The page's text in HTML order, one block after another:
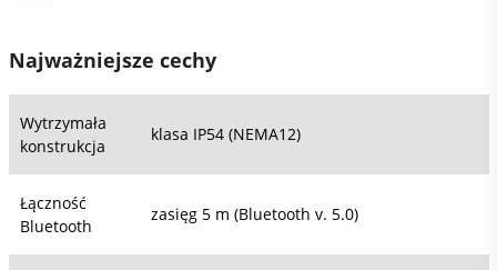
Najważniejsze cechy
Wytrzymała
konstrukcja
klasa IP54 (NEMA12)
Łączność
Bluetooth
zasięg 5 m (Bluetooth v. 5.0)